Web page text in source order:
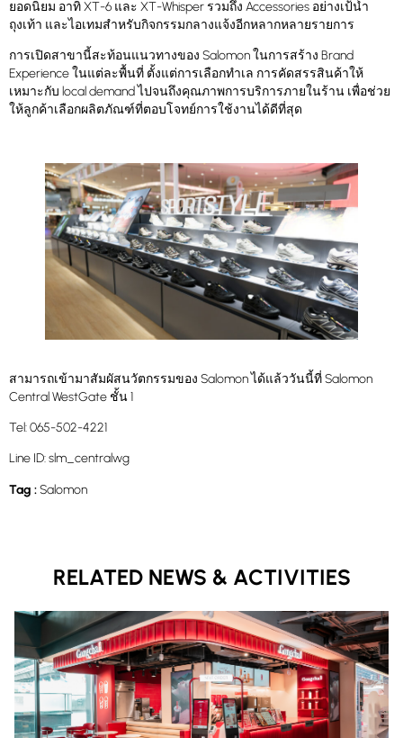
ยอดนิยม อาทิ XT-6 และ XT-Whisper รวมถึง Accessories อย่างเป้น้ำ
ถุงเท้า และไอเทมสำหรับกิจกรรมกลางแจ้งอีกหลากหลายรายการ
การเปิดสาขานี้สะท้อนแนวทางของ Salomon ในการสร้าง Brand
Experience ในแต่ละพื้นที่ ตั้งแต่การเลือกทำเล การคัดสรรสินค้าให้
เหมาะกับ local demand ไปจนถึงคุณภาพการบริการภายในร้าน เพื่อช่วย
ให้ลูกค้าเลือกผลิตภัณฑ์ที่ตอบโจทย์การใช้งานได้ดีที่สุด
สามารถเข้ามาสัมผัสนวัตกรรมของ Salomon ได้แล้ววันนี้ที่ Salomon
Central WestGate ชั้น 1
Tel: 065-502-4221
Line ID: slm_centralwg
Tag :Salomon
RELATED NEWS & ACTIVITIES